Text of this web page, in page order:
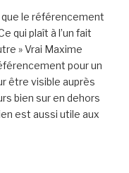
le référencement
qui plaît à l’un fait
» Vrai Maxime
pour un
être visible auprès
bien sur en dehors
est aussi utile aux